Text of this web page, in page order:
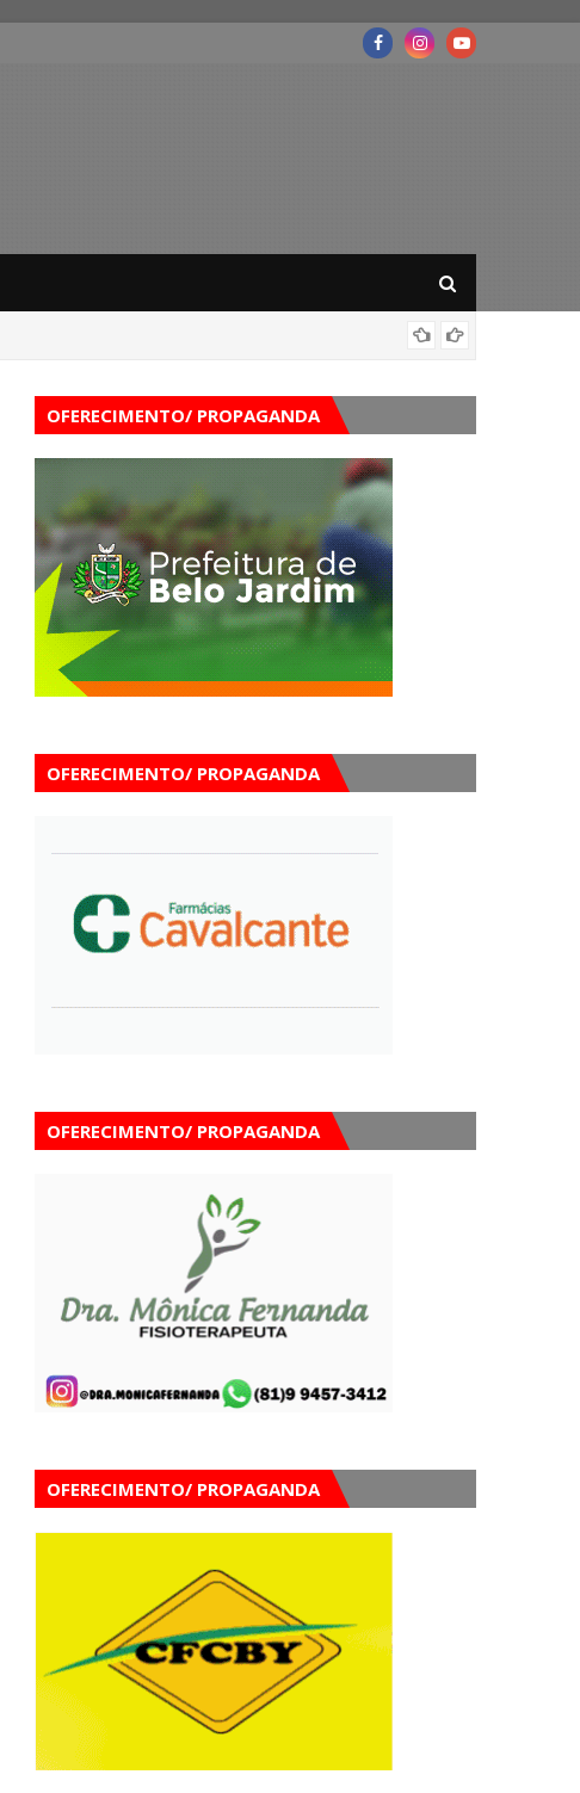
OFERECIMENTO/ PROPAGANDA
OFERECIMENTO/ PROPAGANDA
OFERECIMENTO/ PROPAGANDA
OFERECIMENTO/ PROPAGANDA